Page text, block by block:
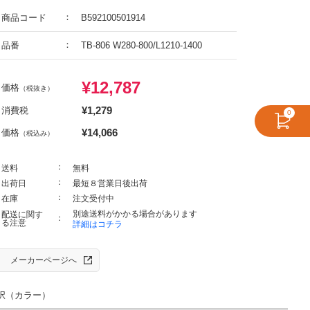
商品コード B592100501914
品番 TB-806 W280-800/L1210-1400
価格 （税抜き） ¥12,787
消費税 ¥1,279
価格 （税込み） ¥14,066
送料
無料
出荷日
最短８営業日後出荷
在庫
注文受付中
配送に関す
る注意
別途送料がかかる場合があります
詳細はコチラ
メーカーページへ
（カラー）
0